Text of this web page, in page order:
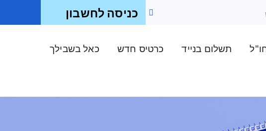
תשלום בנייד כרטיס חדש כאל בשבילך
כניסה לחשבון